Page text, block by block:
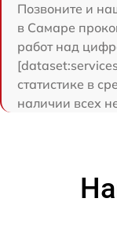
Позвоните и
в Самаре
работ над
статистике в
наличии всех